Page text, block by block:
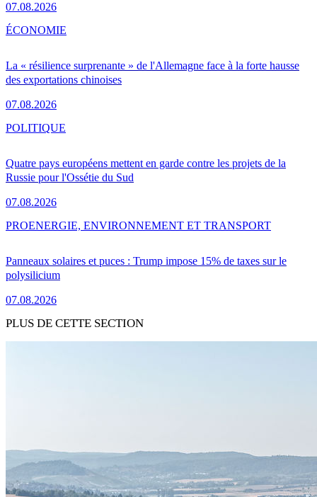
07.08.2026
La « résilience surprenante » de l'Allemagne face à la forte hausse
des exportations chinoises
07.08.2026
ÉCONOMIE
Quatre pays européens mettent en garde contre les projets de la
Russie pour l'Ossétie du Sud
07.08.2026
POLITIQUE
Panneaux solaires et puces : Trump impose 15% de taxes sur le
polysilicium
07.08.2026
PROENERGIE, ENVIRONNEMENT ET TRANSPORT
PLUS DE CETTE SECTION